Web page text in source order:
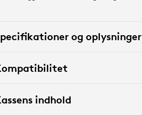
og oplysninger
indhold